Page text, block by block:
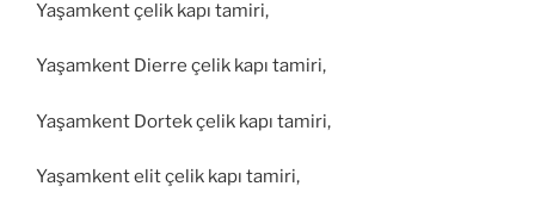
Yaşamkent çelik kapı tamiri,
Yaşamkent Dierre çelik kapı tamiri,
Yaşamkent Dortek çelik kapı tamiri,
Yaşamkent elit çelik kapı tamiri,